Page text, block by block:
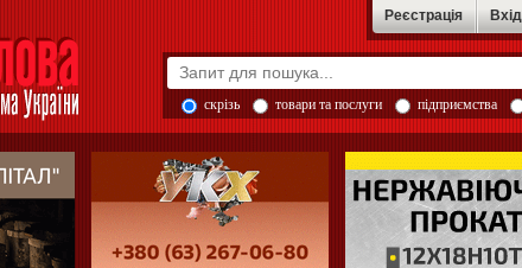
Реєстрація Вхід
скрізь товари та послуги підприємства